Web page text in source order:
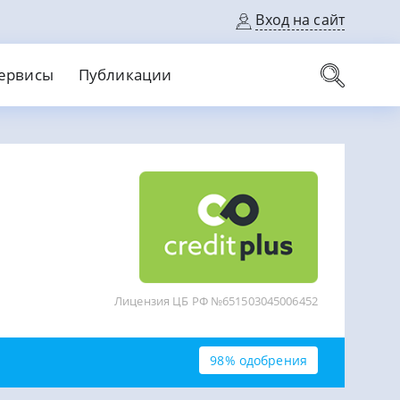
Вход на сайт
Без кредитной истории
Без справок
На длительный срок
Публикации
Лицензия ЦБ РФ №651503045006452
98% одобрения